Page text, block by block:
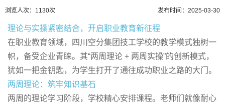
浏览人次：1130次 发布时间：2025-03-30
理论与实操紧密结合，开启职业教育新征程
在职业教育领域，四川空分集团技工学校的教学模式独树一
帜，备受企业青睐。其“两周理论 + 两周实操”的创新模式，
犹如一把金钥匙，为学生打开了通往成功职业之路的大门。
两周理论：筑牢知识基石
两周的理论学习阶段，学校精心安排课程。老师们就像耐心